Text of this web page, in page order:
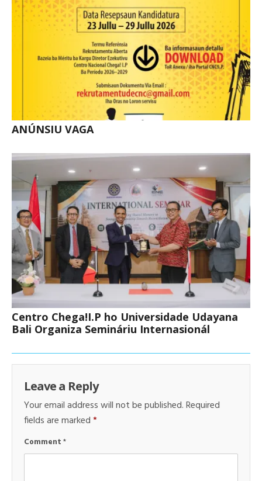
ANÚNSIU VAGA
Centro Chega!I.P ho Universidade Udayana
Bali Organiza Semináriu Internasionál
Leave a Reply
Your email address will not be published.Required
fields are marked*
Comment*